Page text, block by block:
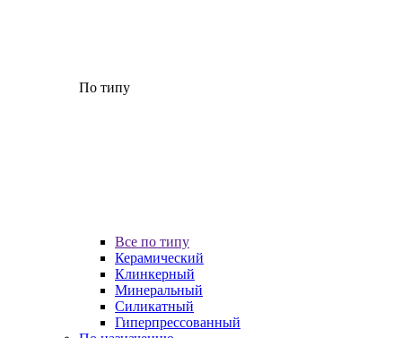
По типу
Все по типу
Керамический
Клинкерный
Минеральный
Силикатный
Гиперпрессованный